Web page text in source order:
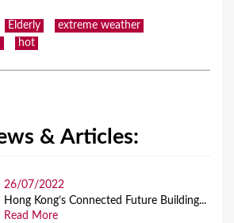
Elderly
extreme weather
hot
& Articles:
26/07/2022
Hong Kong’s Connected Future Building...
Read More